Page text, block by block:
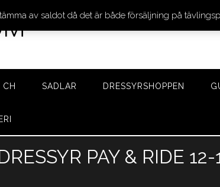
CH SADLAR DRESSYRSHOPPEN
PAY & RIDE
av saldot då det är både försäljning på